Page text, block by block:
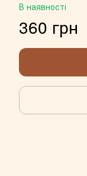
В наявності
360 грн